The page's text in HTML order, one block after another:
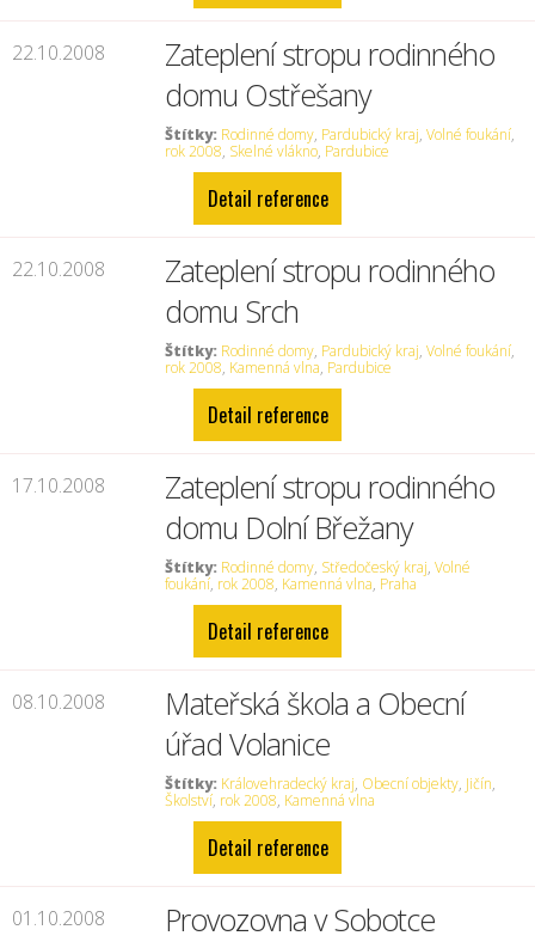
22.10.2008
Zateplení stropu rodinného
domu Ostřešany
Štítky: Rodinné domy, Pardubický kraj,Volné foukání,
rok 2008, Skelné vlákno, Pardubice
Detail reference
22.10.2008
Zateplení stropu rodinného
domu Srch
Štítky: Rodinné domy, Pardubický kraj,Volné foukání,
rok 2008, Kamenná vlna, Pardubice
Detail reference
17.10.2008
Zateplení stropu rodinného
domu Dolní Břežany
Štítky: Rodinné domy, Středočeský kraj,Volné
foukání, rok 2008, Kamenná vlna, Praha
Detail reference
08.10.2008
Mateřská škola a Obecní
úřad Volanice
Štítky: Královehradecký kraj, Obecní objekty, Jičín,
Školství, rok 2008, Kamenná vlna
Detail reference
01.10.2008 Provozovna v Sobotce